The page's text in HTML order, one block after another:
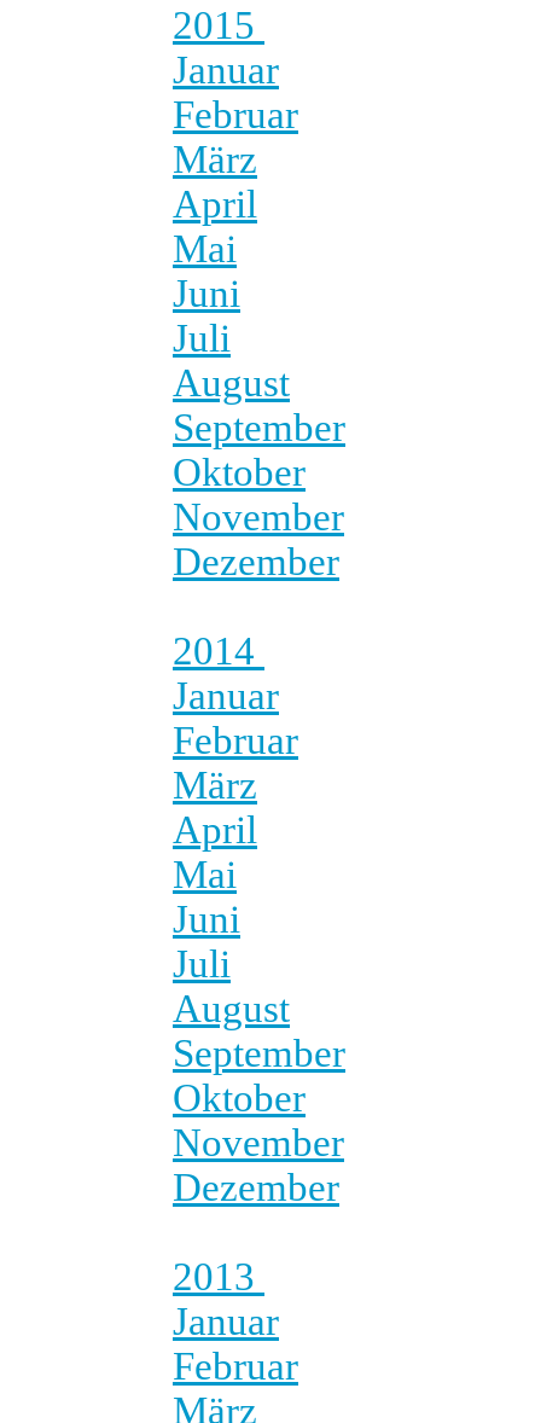
2015
Januar
Februar
März
April
Mai
Juni
Juli
August
September
Oktober
November
Dezember
2014
Januar
Februar
März
April
Mai
Juni
Juli
August
September
Oktober
November
Dezember
2013
Januar
Februar
März